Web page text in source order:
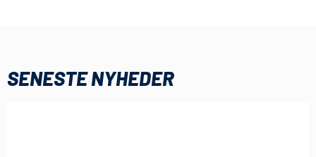
SENESTE NYHEDER